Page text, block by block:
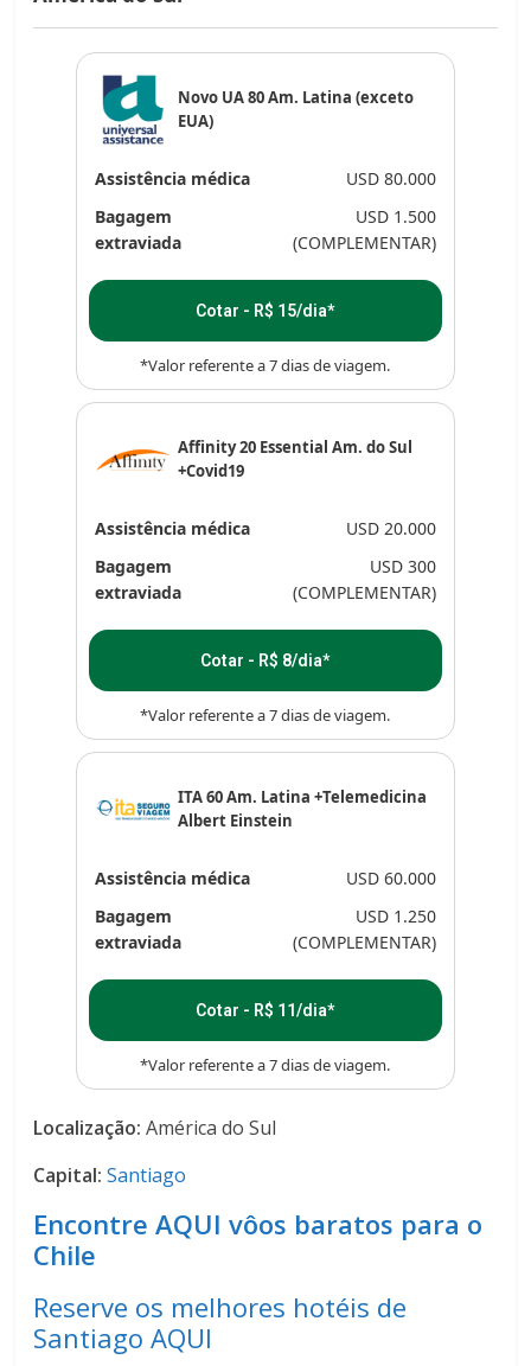
Novo UA 80 Am. Latina (exceto
EUA)
Assistência médica
USD 80.000
Bagagem
extraviada
USD 1.500
(COMPLEMENTAR)
Cotar - R$ 15/dia*
*Valor referente a 7 dias de viagem.
Affinity 20 Essential Am. do Sul
+Covid19
Assistência médica
USD 20.000
Bagagem
extraviada
USD 300
(COMPLEMENTAR)
Cotar - R$ 8/dia*
*Valor referente a 7 dias de viagem.
ITA 60 Am. Latina +Telemedicina
Albert Einstein
Assistência médica
USD 60.000
Bagagem
extraviada
USD 1.250
(COMPLEMENTAR)
Cotar - R$ 11/dia*
*Valor referente a 7 dias de viagem.
Localização: América do Sul
Capital:Santiago
Encontre AQUI vôos baratos para o
Chile
Reserve os melhores hotéis de
Santiago AQUI